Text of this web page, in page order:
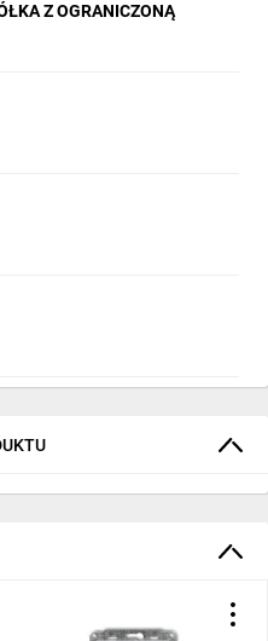
Z OGRANICZONĄ